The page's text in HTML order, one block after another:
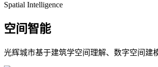
Spatial Intelligence
空间智能
光辉城市基于建筑学空间理解、数字空间建